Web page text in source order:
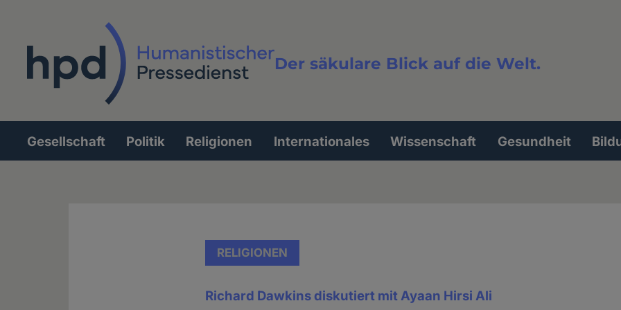
Der säkulare Blick auf die Welt.
Volltextsuche
Hauptnavigation
Gesellschaft Politik Religionen Internationales Wissenschaft Gesundheit
RELIGIONEN
Richard Dawkins diskutiert mit Ayaan Hirsi Ali